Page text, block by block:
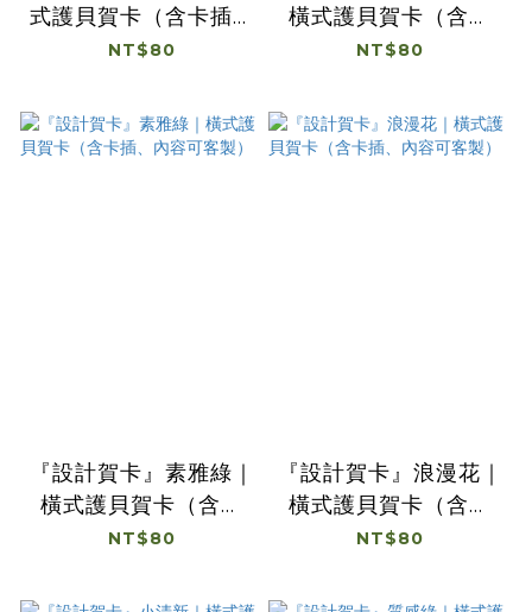
式護貝賀卡（含卡插、
內容可客製）
NT$80
橫式護貝賀卡（含卡
插、內容可客製）
NT$80
『設計賀卡』素雅綠｜
橫式護貝賀卡（含卡
插、內容可客製）
NT$80
『設計賀卡』浪漫花｜
橫式護貝賀卡（含卡
插、內容可客製）
NT$80